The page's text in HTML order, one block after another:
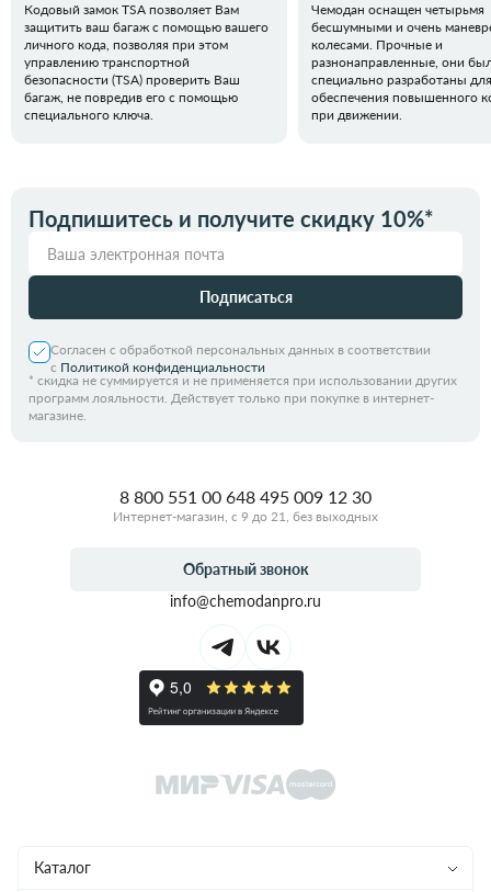
Кодовый замок TSA позволяет Вам
защитить ваш багаж с помощью вашего
личного кода, позволяя при этом
управлению транспортной
безопасности (TSA) проверить Ваш
багаж, не повредив его с помощью
специального ключа.
Чемодан оснащен четырьмя
бесшумными и очень
колесами. Прочные и
разнонаправленные, они
специально разработаны для
обеспечения повышенного
при движении.
Подпишитесь и получите скидку 10%*
Подписаться
Согласен с обработкой персональных данных в соответствии
с Политикой конфиденциальности
* скидка не суммируется и не применяется при использовании других
программ лояльности. Действует только при покупке в интернет-
магазине.
Каталог
8 800 551 00 648 495 009 12 30
Интернет-магазин, с 9 до 21, без выходных
Обратный звонок
info@chemodanpro.ru